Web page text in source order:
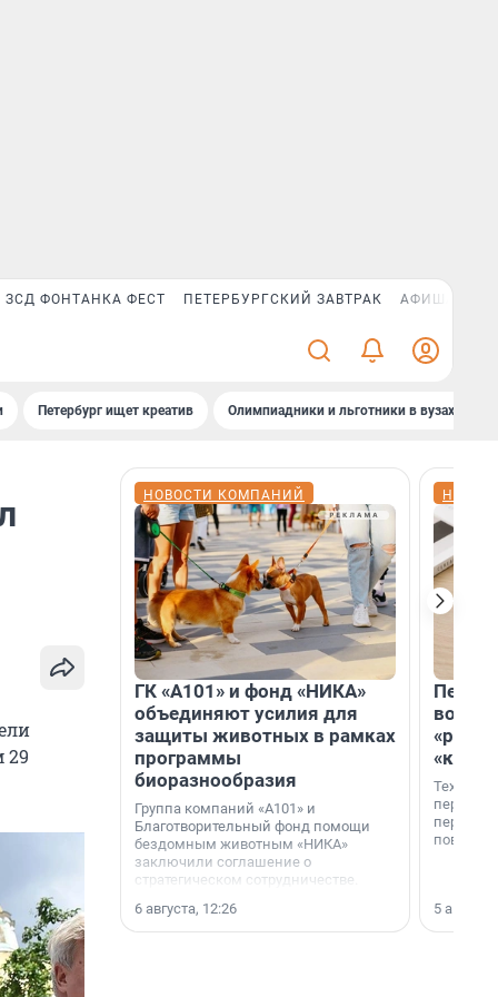
ЗСД ФОНТАНКА ФЕСТ ПЕТЕРБУРГСКИЙ ЗАВТРАК АФИША PLUS
Петербург ищет креатив Олимпиадники и льготники в вузах СПб
29
НОВОСТИ КОМПАНИЙ
ГК «А101» и фонд «НИКА»
объединяют усилия для
защиты животных в рамках
программы
биоразнообразия
Группа компаний «А101» и
Благотворительный фонд помощи
бездомным животным «НИКА»
заключили соглашение о
стратегическом сотрудничестве.
6 августа, 12:26
5